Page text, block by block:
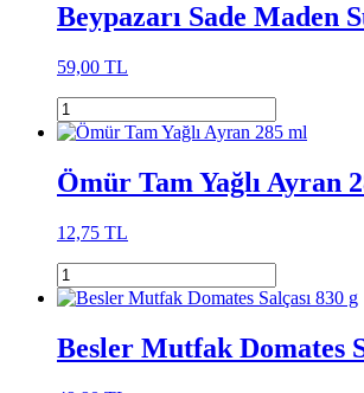
Beypazarı Sade Maden
59,00 TL
Ömür Tam Yağlı Ayran
12,75 TL
Besler Mutfak Domates